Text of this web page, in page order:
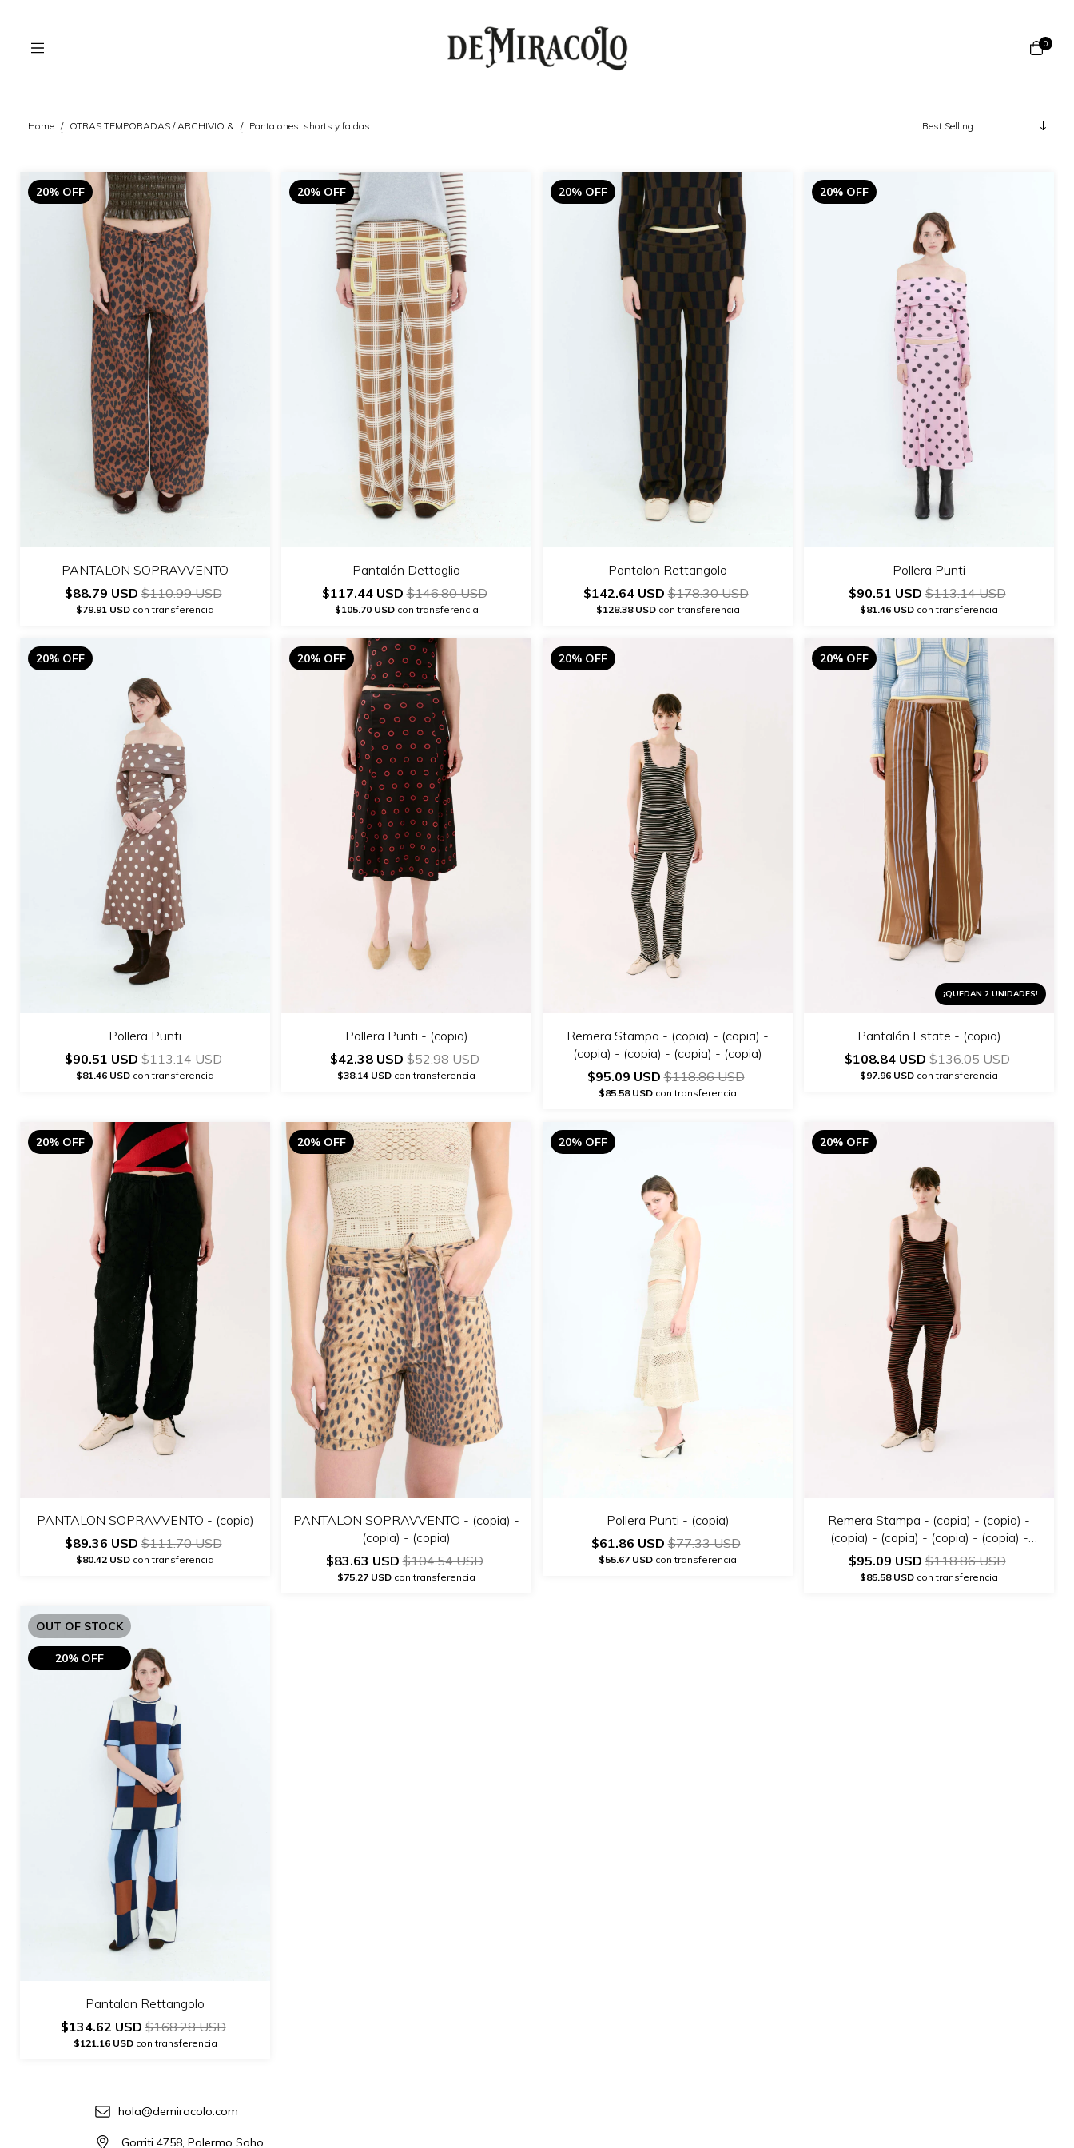
0
Home / OTRAS TEMPORADAS / ARCHIVIO & / Pantalones, shorts y faldas
20% OFF
PANTALON SOPRAVVENTO
$88.79 USD$110.99 USD
$79.91 USD con transferencia
20% OFF
Pantalón Dettaglio
$117.44 USD$146.80 USD
$105.70 USDcon transferencia
20% OFF
Pantalon Rettangolo
$142.64 USD$178.30 USD
$128.38 USDcon transferencia
20% OFF
Pollera Punti
$90.51 USD$113.14 USD
$81.46 USD con transferencia
20% OFF
Pollera Punti
$90.51 USD$113.14 USD
$81.46 USD con transferencia
20% OFF
Pollera Punti - (copia)
$42.38 USD$52.98 USD
$38.14 USD con transferencia
20% OFF
Remera Stampa - (copia) - (copia) -
(copia) - (copia) - (copia) - (copia)
$95.09 USD$118.86 USD
$85.58 USD con transferencia
20% OFF
¡QUEDAN 2 UNIDADES!
Pantalón Estate - (copia)
$108.84 USD$136.05 USD
$97.96 USD con transferencia
20% OFF
PANTALON SOPRAVVENTO - (copia)
$89.36 USD$111.70 USD
$80.42 USD con transferencia
20% OFF
PANTALON SOPRAVVENTO - (copia) -
(copia) - (copia)
$83.63 USD$104.54 USD
$75.27 USD con transferencia
20% OFF
Pollera Punti - (copia)
$61.86 USD$77.33 USD
$55.67 USD con transferencia
20% OFF
Remera Stampa - (copia) - (copia) -
(copia) - (copia) - (copia) - (copia) -
(copia)
$95.09 USD$118.86 USD
$85.58 USD con transferencia
OUT OF STOCK
20% OFF
Pantalon Rettangolo
$134.62 USD$168.28 USD
$121.16 USDcon transferencia
hola@demiracolo.com
Gorriti 4758, Palermo Soho